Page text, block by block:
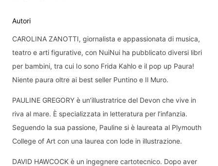
Autori
CAROLINA ZANOTTI, giornalista e appassionata di musica,
teatro e arti figurative, con NuiNui ha pubblicato diversi libri
per bambini, tra cui Io sono Frida Kahlo e il pop up Paura!
Niente paura oltre ai best seller Puntino e Il Muro.
PAULINE GREGORY è un’illustratrice del Devon che vive in
riva al mare. È specializzata in letteratura per l’infanzia.
Seguendo la sua passione, Pauline si è laureata al Plymouth
College of Art con una laurea con lode in illustrazione.
DAVID HAWCOCK è un ingegnere cartotecnico. Dopo aver